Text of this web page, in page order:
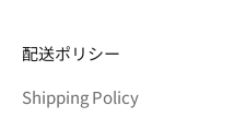
配送ポリシー
Shipping Policy